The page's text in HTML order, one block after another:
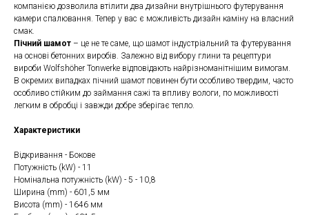
компанією дозволила втілити два дизайни внутрішнього футерування
камери спалювання. Тепер у вас є можливість дизайн каміну на власний
смак.
Пічний шамот – це не те саме, що шамот індустріальний та футерування
на основі бетонних виробів. Залежно від вибору глини та рецептури
вироби Wolfshöher Tonwerke відповідають найрізноманітнішим вимогам.
В окремих випадках пічний шамот повинен бути особливо твердим, часто
особливо стійким до займання сажі та впливу вологи, по можливості
легким в обробці і завжди добре зберігає тепло.
Характеристики
Відкривання - Бокове
Потужність (kW) - 11
Номінальна потужність (kW) - 5 - 10,8
Ширина (mm) - 601,5 мм
Висота (mm) - 1646 мм